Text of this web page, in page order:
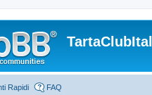
Rapidi FAQ